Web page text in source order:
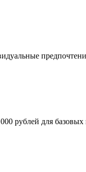
рублей для